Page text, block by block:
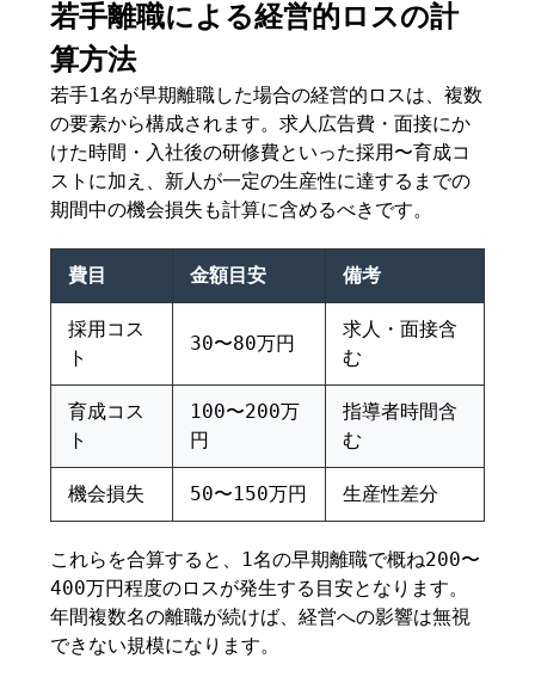
若手離職による経営的ロスの計
算方法
若手1名が早期離職した場合の経営的ロスは、複数
の要素から構成されます。求人広告費・面接にか
けた時間・入社後の研修費といった採用〜育成コ
ストに加え、新人が一定の生産性に達するまでの
期間中の機会損失も計算に含めるべきです。
費目 金額目安 備考
採用コス
ト
30〜80万円
求人・面接含
む
育成コス
ト
100〜200万
円
指導者時間含
む
機会損失 50〜150万円 生産性差分
これらを合算すると、1名の早期離職で概ね200〜
400万円程度のロスが発生する目安となります。
年間複数名の離職が続けば、経営への影響は無視
できない規模になります。